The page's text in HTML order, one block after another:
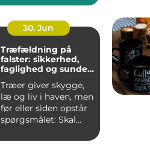
30. Jun
Træfældning på
falster: sikkerhed,
faglighed og sunde
Træer giver skygge,
læ og liv i haven, men
før eller siden opstår
spørgsmålet: Skal